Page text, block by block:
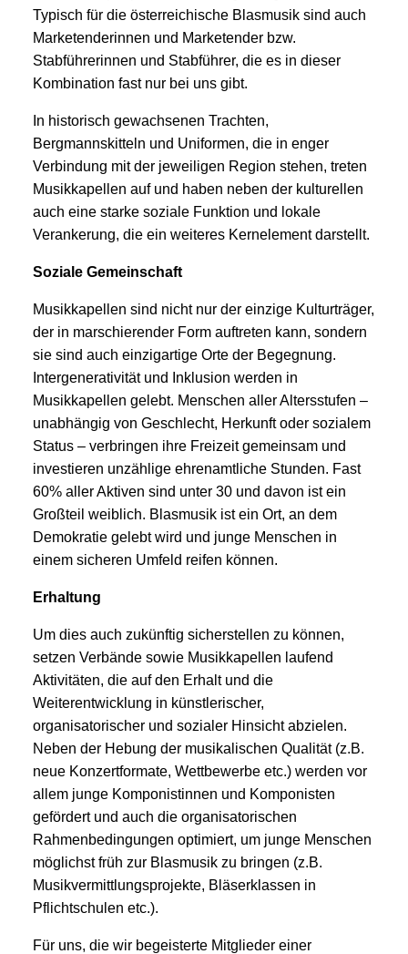
Typisch für die österreichische Blasmusik sind auch
Marketenderinnen und Marketender bzw.
Stabführerinnen und Stabführer, die es in dieser
Kombination fast nur bei uns gibt.
In historisch gewachsenen Trachten,
Bergmannskitteln und Uniformen, die in enger
Verbindung mit der jeweiligen Region stehen, treten
Musikkapellen auf und haben neben der kulturellen
auch eine starke soziale Funktion und lokale
Verankerung, die ein weiteres Kernelement darstellt.
Soziale Gemeinschaft
Musikkapellen sind nicht nur der einzige Kulturträger,
der in marschierender Form auftreten kann, sondern
sie sind auch einzigartige Orte der Begegnung.
Intergenerativität und Inklusion werden in
Musikkapellen gelebt. Menschen aller Altersstufen –
unabhängig von Geschlecht, Herkunft oder sozialem
Status – verbringen ihre Freizeit gemeinsam und
investieren unzählige ehrenamtliche Stunden. Fast
60% aller Aktiven sind unter 30 und davon ist ein
Großteil weiblich. Blasmusik ist ein Ort, an dem
Demokratie gelebt wird und junge Menschen in
einem sicheren Umfeld reifen können.
Erhaltung
Um dies auch zukünftig sicherstellen zu können,
setzen Verbände sowie Musikkapellen laufend
Aktivitäten, die auf den Erhalt und die
Weiterentwicklung in künstlerischer,
organisatorischer und sozialer Hinsicht abzielen.
Neben der Hebung der musikalischen Qualität (z.B.
neue Konzertformate, Wettbewerbe etc.) werden vor
allem junge Komponistinnen und Komponisten
gefördert und auch die organisatorischen
Rahmenbedingungen optimiert, um junge Menschen
möglichst früh zur Blasmusik zu bringen (z.B.
Musikvermittlungsprojekte, Bläserklassen in
Pflichtschulen etc.).
Für uns, die wir begeisterte Mitglieder einer